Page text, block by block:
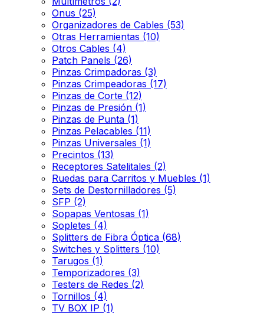
Onus (25)
Organizadores de Cables (53)
Otras Herramientas (10)
Otros Cables (4)
Patch Panels (26)
Pinzas Crimpadoras (3)
Pinzas Crimpeadoras (17)
Pinzas de Corte (12)
Pinzas de Presión (1)
Pinzas de Punta (1)
Pinzas Pelacables (11)
Pinzas Universales (1)
Precintos (13)
Receptores Satelitales (2)
Ruedas para Carritos y Muebles (1)
Sets de Destornilladores (5)
SFP (2)
Sopapas Ventosas (1)
Sopletes (4)
Splitters de Fibra Óptica (68)
Switches y Splitters (10)
Tarugos (1)
Temporizadores (3)
Testers de Redes (2)
Tornillos (4)
TV BOX IP (1)